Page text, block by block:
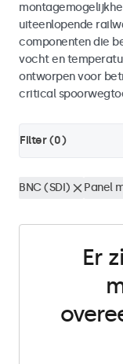
uiteenlopende
componenten die
vocht en
ontworpen voor
critical
Filter (0)
BNC (SDI) Panel
Er